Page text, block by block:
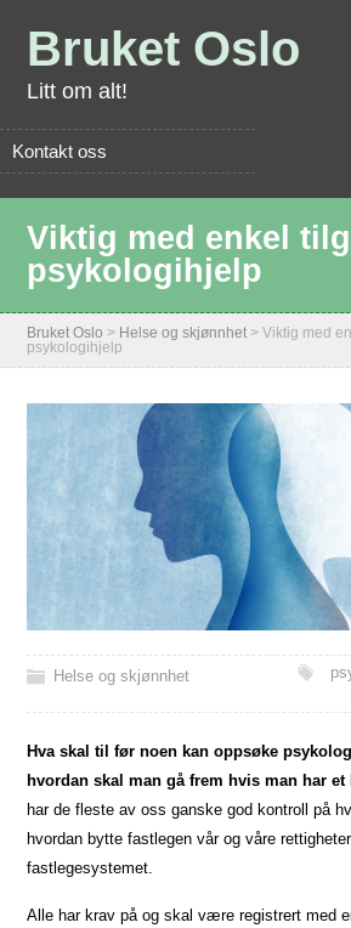
Bruket Oslo
Litt om alt!
Kontakt oss
Viktig med enkel
psykologihjelp
Bruket Oslo > Helse og skjønnhet >Viktig med
psykologihjelp
Helse og skjønnhet
Hva skal til før noen kan oppsøke
hvordan skal man gå frem hvis man har et
har de fleste av oss ganske god kontroll på
hvordan bytte fastlegen vår og våre
fastlegesystemet.
Alle har krav på og skal være registrert med